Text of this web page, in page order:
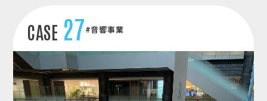
CASE 27#音響事業